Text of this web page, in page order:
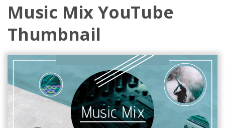
Music Mix YouTube
Thumbnail